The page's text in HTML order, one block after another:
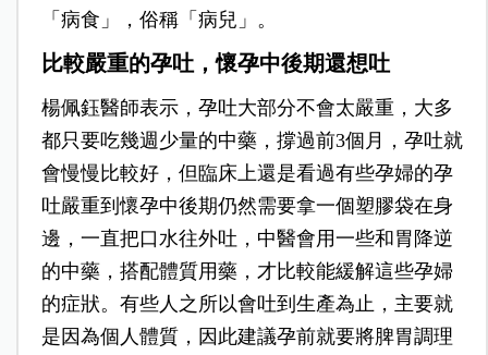
「病食」，俗稱「病兒」。
比較嚴重的孕吐，懷孕中後期還想吐
楊佩鈺醫師表示，孕吐大部分不會太嚴重，大多
都只要吃幾週少量的中藥，撐過前3個月，孕吐就
會慢慢比較好，但臨床上還是看過有些孕婦的孕
吐嚴重到懷孕中後期仍然需要拿一個塑膠袋在身
邊，一直把口水往外吐，中醫會用一些和胃降逆
的中藥，搭配體質用藥，才比較能緩解這些孕婦
的症狀。有些人之所以會吐到生產為止，主要就
是因為個人體質，因此建議孕前就要將脾胃調理